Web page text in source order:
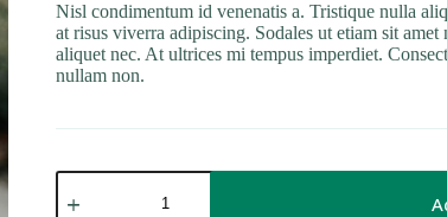
Nisl condimentum id venenatis a. Tristique nulla
at risus viverra adipiscing. Sodales ut etiam sit
aliquet nec. At ultrices mi tempus imperdiet.
nullam non.
Scelerisque
mauris